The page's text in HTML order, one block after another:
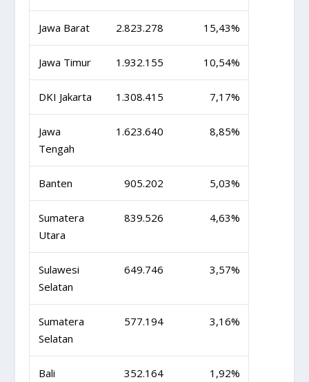
Jawa Barat 2.823.278 15,43%
Jawa Timur 1.932.155 10,54%
DKI Jakarta 1.308.415 7,17%
Jawa
Tengah
1.623.640 8,85%
Banten 905.202 5,03%
Sumatera
Utara
839.526 4,63%
Sulawesi
Selatan
649.746 3,57%
Sumatera
Selatan
577.194 3,16%
Bali 352.164 1,92%